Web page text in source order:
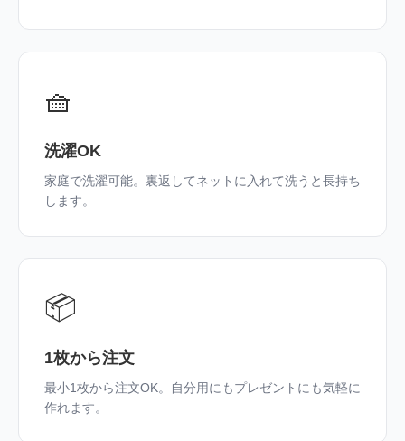
🧺
洗濯OK
家庭で洗濯可能。裏返してネットに入れて洗うと長持ち
します。
📦
1枚から注文
最小1枚から注文OK。自分用にもプレゼントにも気軽に
作れます。